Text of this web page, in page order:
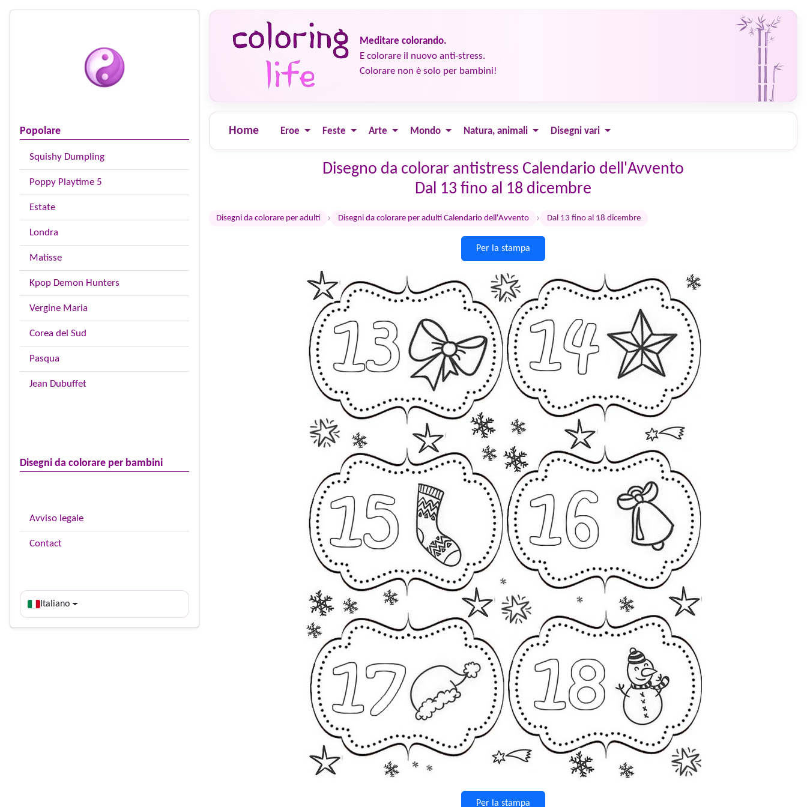
Popolare
Squishy Dumpling
Poppy Playtime 5
Estate
Londra
Matisse
Kpop Demon Hunters
Vergine Maria
Corea del Sud
Pasqua
Jean Dubuffet
Disegni da colorare per bambini
Avviso legale
Contact
Italiano
Meditare colorando.
E colorare il nuovo anti-stress.
Colorare non è solo per bambini!
Home Eroe Feste Arte Mondo Natura, animali Disegni vari
Disegno da colorar antistress Calendario dell'Avvento
Dal 13 fino al 18 dicembre
Disegni da colorare per adulti › Disegni da colorare per adulti Calendario dell'Avvento › Dal 13 fino al 18 dicembre
Per la stampa
Per la stampa